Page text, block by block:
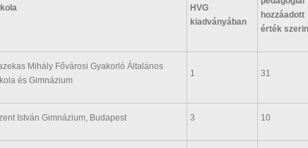
HVG
kiadványá­ban
hozzáadott
érték
Mihály Fővárosi Gyakorló Általános
és Gimnázium
1 31
István Gimnázium, Budapest 3 10